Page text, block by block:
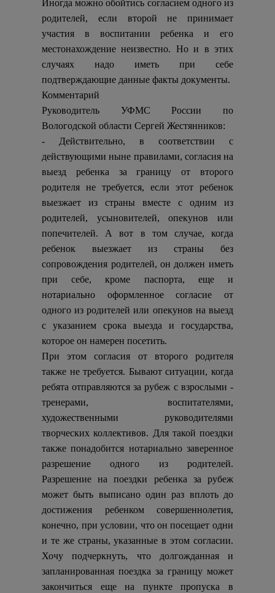
Иногда можно обойтись согласием одного из
родителей, если второй не принимает
участия в воспитании ребенка и его
местонахождение неизвестно. Но и в этих
случаях надо иметь при себе
подтверждающие данные факты документы.
Комментарий
Руководитель УФМС России по
Вологодской области Сергей Жестянников:
- Действительно, в соответствии с
действующими ныне правилами, согласия на
выезд ребенка за границу от второго
родителя не требуется, если этот ребенок
выезжает из страны вместе с одним из
родителей, усыновителей, опекунов или
попечителей. А вот в том случае, когда
ребенок выезжает из страны без
сопровождения родителей, он должен иметь
при себе, кроме паспорта, еще и
нотариально оформленное согласие от
одного из родителей или опекунов на выезд
с указанием срока выезда и государства,
которое он намерен посетить.
При этом согласия от второго родителя
также не требуется. Бывают ситуации, когда
ребята отправляются за рубеж с взрослыми -
тренерами, воспитателями,
художественными руководителями
творческих коллективов. Для такой поездки
также понадобится нотариально заверенное
разрешение одного из родителей.
Разрешение на поездки ребенка за рубеж
может быть выписано один раз вплоть до
достижения ребенком совершеннолетия,
конечно, при условии, что он посещает одни
и те же страны, указанные в этом согласии.
Хочу подчеркнуть, что долгожданная и
запланированная поездка за границу может
закончиться еще на пункте пропуска в